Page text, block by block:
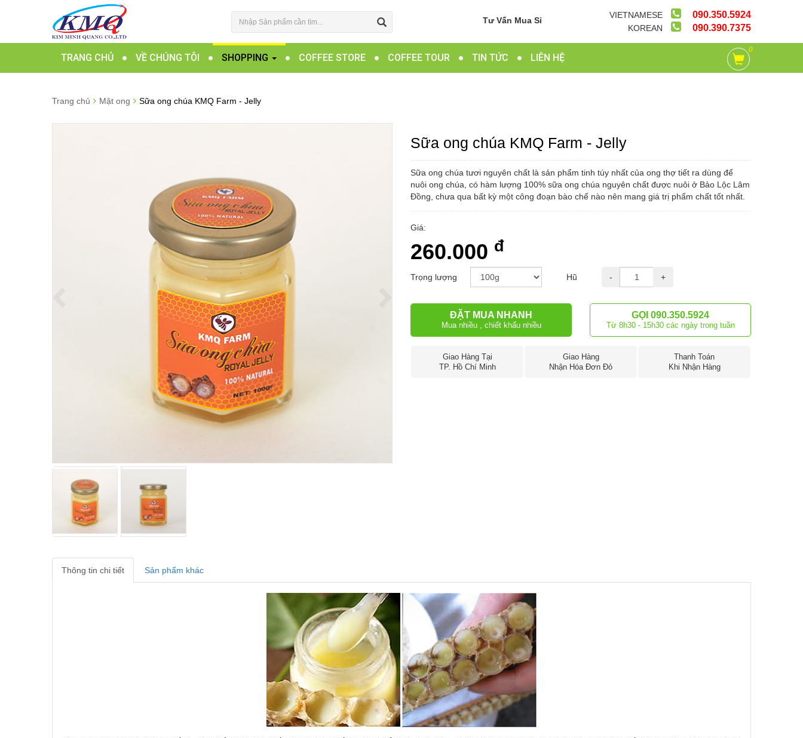
Tư Vấn Mua Sỉ
VIETNAMESE 090.350.5924
KOREAN 090.390.7375
0
TRANG CHỦ VỀ CHÚNG TÔI SHOPPING COFFEE STORE COFFEE TOUR TIN TỨC LIÊN HỆ
Trang chủ Mật ong Sữa ong chúa KMQ Farm - Jelly
Sữa ong chúa KMQ Farm - Jelly
Sữa ong chúa tươi nguyên chất là sản phẩm tinh túy nhất của ong thợ tiết ra dùng để
nuôi ong chúa, có hàm lượng 100% sữa ong chúa nguyên chất được nuôi ở Bảo Lộc Lâm
Đồng, chưa qua bất kỳ một công đoạn bào chế nào nên mang giá trị phẩm chất tốt nhất.
Giá:
260.000 đ
Trọng lượng Hũ - +
ĐẶT MUA NHANH
Mua nhiều , chiết khấu nhiều
GỌI 090.350.5924
Từ 8h30 - 15h30 các ngày trong tuần
Giao Hàng Tại
TP. Hồ Chí Minh
Giao Hàng
Nhận Hóa Đơn Đỏ
Thanh Toán
Khi Nhận Hàng
Thông tin chi tiết Sản phẩm khác